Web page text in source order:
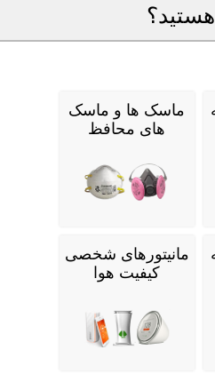
ماسک ها و ماسک
های محافظ
مانیتورهای شخصی
کیفیت هوا